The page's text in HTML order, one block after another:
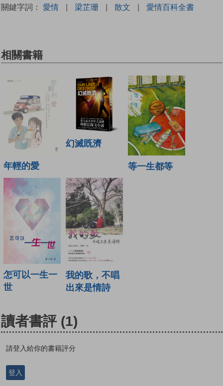
關鍵字詞： 愛情 | 梁芷珊 | 散文 | 愛情百科全書
相關書籍
年輕的愛
幻滅既濟
等一生都等
怎可以一生一
世
我的歌，不唱
出來是情詩
讀者書評 (1)
請登入給你的書籍評分
登入